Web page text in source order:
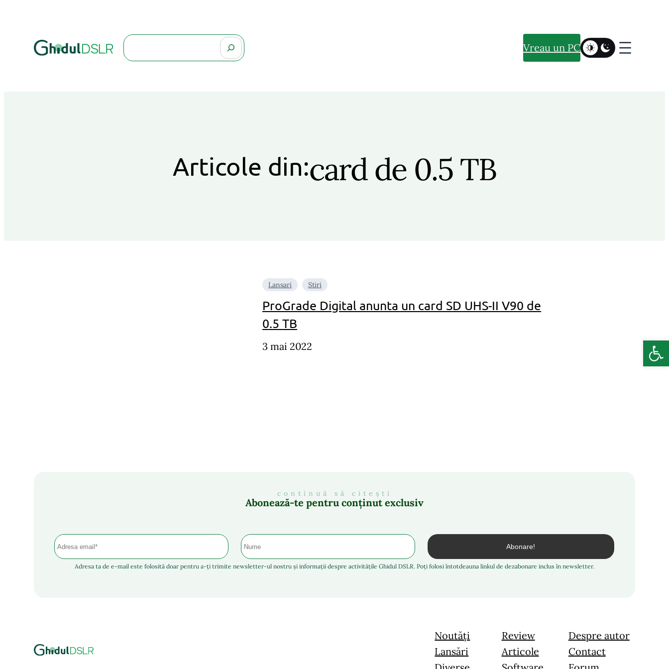
Search Vreau un PC
Articole din:card de 0.5 TB
Lansari Stiri
ProGrade Digital anunta un card SD UHS-II V90 de
0.5 TB
3 mai 2022
continuă să citești
Abonează-te pentru conținut exclusiv
Adresa ta de e-mail este folosită doar pentru a-ți trimite newsletter-ul nostru și informații despre activitățile Ghidul DSLR. Poți folosi întotdeauna linkul de dezabonare inclus în newsletter.
Noutăți
Lansări
Review
Articole
Despre autor
Contact